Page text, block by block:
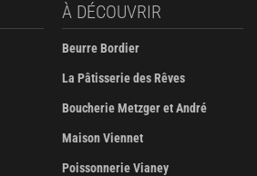
À DÉCOUVRIR
Beurre Bordier
La Pâtisserie des Rêves
Boucherie Metzger et André
Maison Viennet
Poissonnerie Vianey